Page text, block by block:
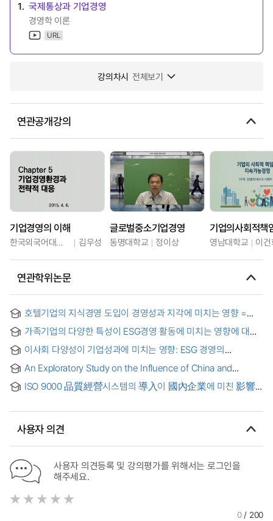
1. 국제통상과 기업경영
경영학 이론
URL
강의차시 전체보기
연관공개강의
기업경영의 이해
한국외국어대학교 김우성
글로벌중소기업경영
동명대학교 정이상 영남대학교 이
연관학위논문
호텔기업의 지식경영 도입이 경영성과 지각에 미치는 영향 =
management on management performance perception of
hotels in Korea
가족기업의 다양한 특성이 ESG경영 활동에 미치는 영향에 대한
Family Businesses on ESG Management Activities
이사회 다양성이 기업성과에 미치는 영향: ESG 경영의
Impacts of Board Diversity on Firm Performance: Focusing
on the Mediating Effect of ESG Management and
Moderating Effect of Board Independence
An Exploratory Study on the Influence of China and
Japan's Management Philosophy to the Management
Style of Chinese Private Enterprises : Focusing on the
경영철학이 중국 민영기업의 경영방식에 미치는 영향에 관한
탐색적 연구; 런정페이와 이나모리 카즈오의 사례를 중심으로
ISO 9000 品質經營시스템의 導入이 國內企業에 미친 影響
사용자 의견
사용자 의견등록 및 강의평가를 위해서는 로그인을
해주세요.
0/ 200